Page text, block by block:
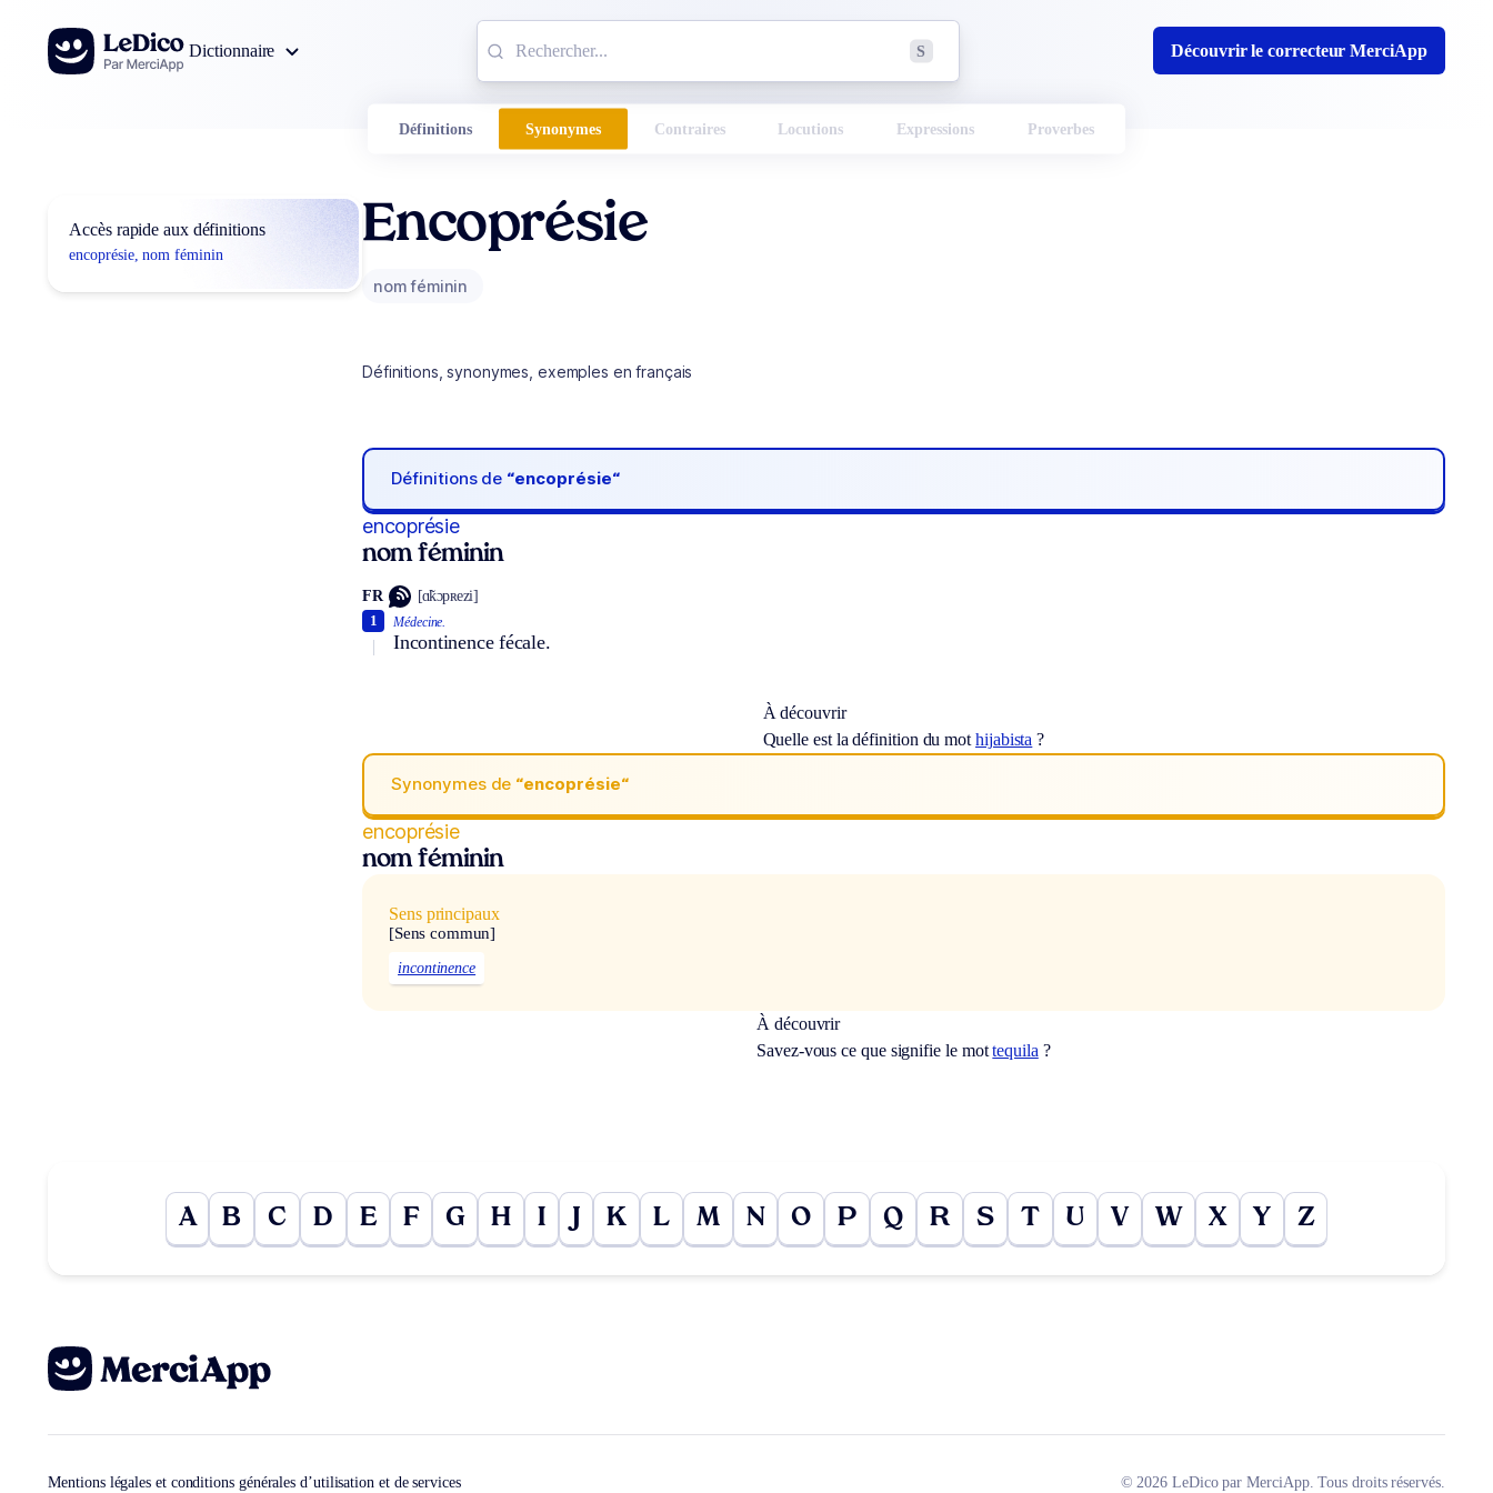
Aller au contenu
Dictionnaire
S Découvrir le correcteur MerciApp
Définitions Synonymes Contraires Locutions Expressions Proverbes
Accès rapide aux définitions
encoprésie, nom féminin
Encoprésie
nom féminin
Définitions, synonymes, exemples en français
Définitions de “encoprésie“
encoprésie
nom féminin
FR [ɑ̃kɔpʀezi]
Médecine.
Incontinence fécale.
1
À découvrir
Quelle est la définition du mothijabista ?
Synonymes de “encoprésie“
encoprésie
nom féminin
Sens principaux
[Sens commun]
incontinence
À découvrir
Savez-vous ce que signifie le mottequila ?
A B C D E F G H I J K L M N O P Q R S T U V W X Y Z
Mentions légales et conditions générales d’utilisation et de services © 2026 LeDico par MerciApp. Tous droits réservés.